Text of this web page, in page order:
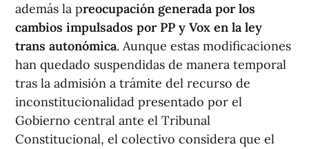
además la preocupación generada por los
cambios impulsados por PP y Vox en la ley
trans autonómica. Aunque estas modificaciones
han quedado suspendidas de manera temporal
tras la admisión a trámite del recurso de
inconstitucionalidad presentado por el
Gobierno central ante el Tribunal
Constitucional, el colectivo considera que el